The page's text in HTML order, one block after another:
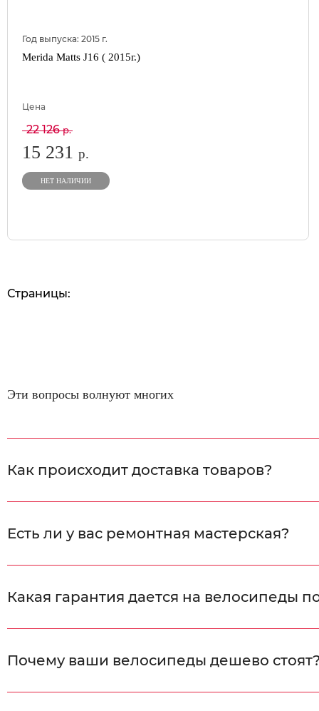
Год выпуска: 2015 г.
Merida Matts J16 ( 2015г.)
Цена
22 126р.
15 231 р.
НЕТ НАЛИЧИИ
Страницы:
Эти вопросы волнуют многих
Как происходит доставка товаров?
Есть ли у вас ремонтная мастерская?
Какая гарантия дается на велосипеды
Почему ваши велосипеды дешево стоят?